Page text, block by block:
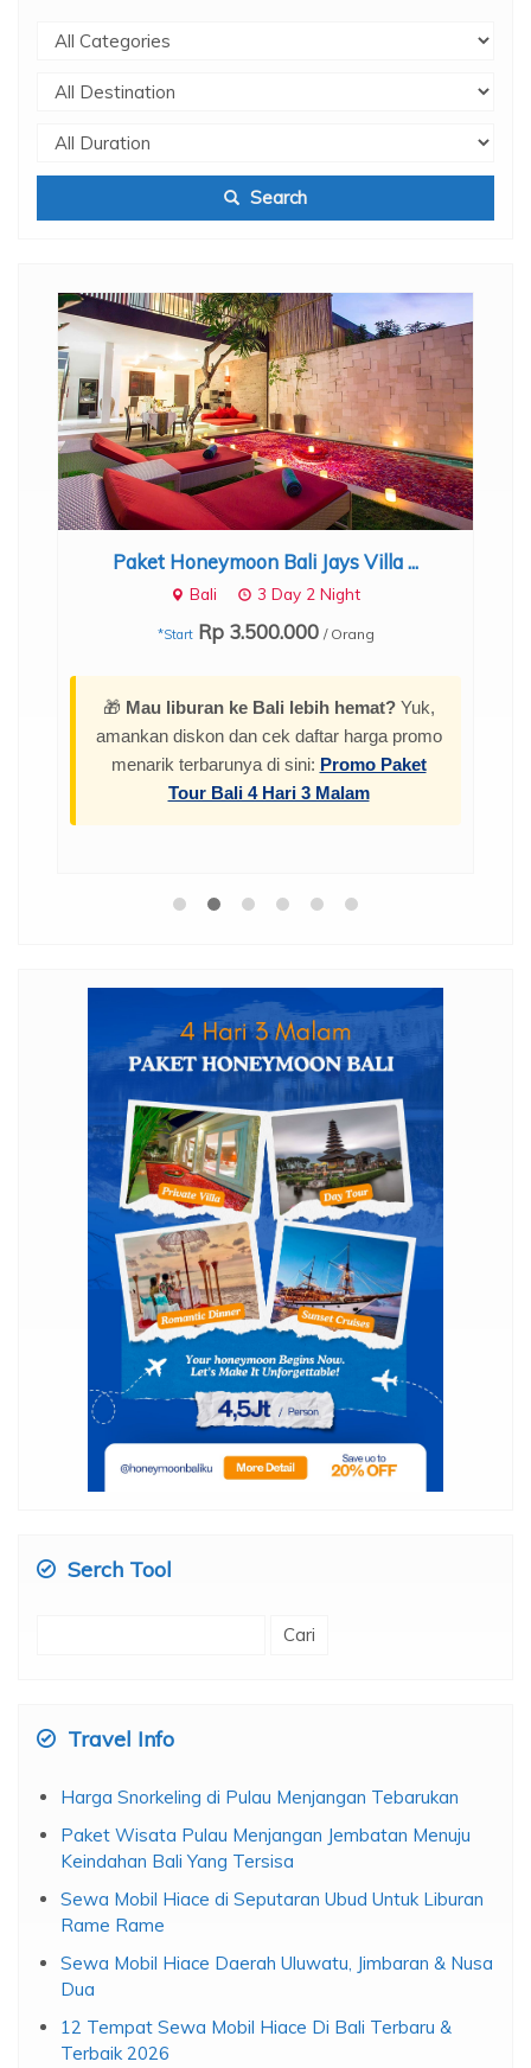
Search
Paket Honeymoon Bali Aleva Villa...
Seminyak 3 Day 2 Night
Rp 4.700.000 / Orang
Serch Tool
Travel Info
Harga Snorkeling di Pulau Menjangan Tebarukan
Paket Wisata Pulau Menjangan Jembatan Menuju
Keindahan Bali Yang Tersisa
Sewa Mobil Hiace di Seputaran Ubud Untuk Liburan
Rame Rame
Sewa Mobil Hiace Daerah Uluwatu, Jimbaran & Nusa
Dua
12 Tempat Sewa Mobil Hiace Di Bali Terbaru &
Terbaik 2026